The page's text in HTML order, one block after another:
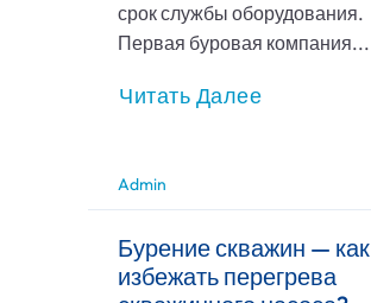
срок службы оборудования.
Первая буровая компания...
Читать Далее
Admin
Бурение скважин — как
избежать перегрева